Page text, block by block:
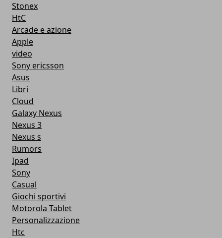
Stonex
HtC
Arcade e azione
Apple
video
Sony ericsson
Asus
Libri
Cloud
Galaxy Nexus
Nexus 3
Nexus s
Rumors
Ipad
Sony
Casual
Giochi sportivi
Motorola Tablet
Personalizzazione
Htc